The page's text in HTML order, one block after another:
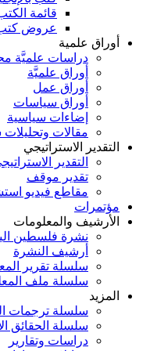
قائمة
عروض
أوراق علمية
دراسات علميَّة
أوراق علميَّة
أوراق عمل
أوراق سياسات
إضاءات سياسية
مقالات
التقدير الاستراتيجي
التقدير
تقدير موقف
مقاطع فيديو
مؤتمرات
الأرشيف والمعلومات
نشرة فلسطين
أرشيف النشرة
سلسلة تقرير
سلسلة ملف
المزيد
سلسلة ترجمات
سلسلة الحقائق
دراسات وتقارير